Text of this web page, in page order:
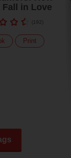
Fall in Love
(192)
Print